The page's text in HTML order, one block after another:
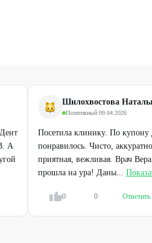
А
Шилохвостова
Позитивный·09.04.2026
Посетила клинику. По купону
понравилось. Чисто,
приятная, вежливая. Врач
прошла на ура! Даны...
0 0 Ответить